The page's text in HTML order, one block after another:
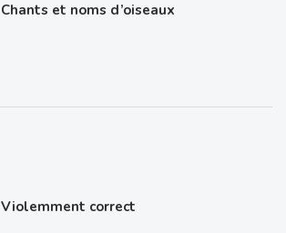
Chants et noms d’oiseaux
Violemment correct